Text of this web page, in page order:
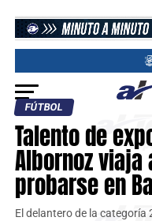
FÚTBOL
Talento de
Albornoz viaja
probarse en
El delantero de la categoría